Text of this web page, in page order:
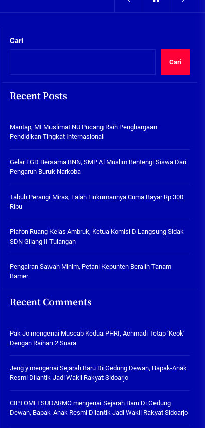
05/08/2026
Mantap, MI Muslimat NU
Pucang Raih Penghargaan
Gelar FGD Bersama BNN, SMP Al
Muslim Bentengi Siswa Dari
Pengaruh Buruk Narkoba
05/08/2026
300 Ribu
Plafon Ruang Kelas Ambruk,
Ketua Komisi D Langsung Sidak
SDN Gilang II Tulangan
05/08/2026
05/08/2026
Cari
Cari
Recent Posts
Mantap, MI Muslimat NU Pucang Raih Penghargaan
Pendidikan Tingkat Internasional
Gelar FGD Bersama BNN, SMP Al Muslim Bentengi Siswa Dari
Pengaruh Buruk Narkoba
Tabuh Perangi Miras, Ealah Hukumannya Cuma Bayar Rp 300
Ribu
Plafon Ruang Kelas Ambruk, Ketua Komisi D Langsung Sidak
SDN Gilang II Tulangan
Pengairan Sawah Minim, Petani Kepunten Beralih Tanam
Bamer
Recent Comments
Pak Jomengenai Muscab Kedua PHRI, Achmadi Tetap ‘Keok’
Dengan Raihan 2 Suara
Jeng ymengenai Sejarah Baru Di Gedung Dewan, Bapak-Anak
Resmi Dilantik Jadi Wakil Rakyat Sidoarjo
CIPTOMEI SUDARMOmengenai Sejarah Baru Di Gedung
Dewan, Bapak-Anak Resmi Dilantik Jadi Wakil Rakyat Sidoarjo